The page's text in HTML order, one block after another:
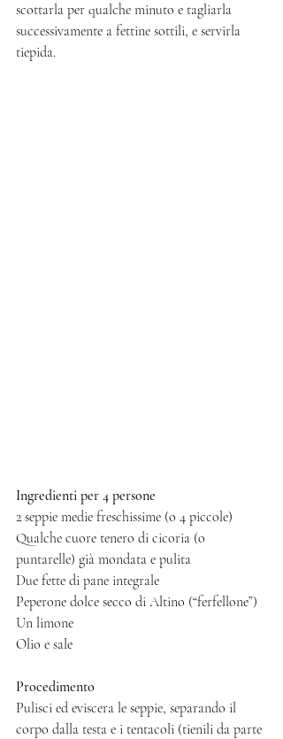
scottarla per qualche minuto e tagliarla
successivamente a fettine sottili, e servirla
tiepida.
Ingredienti per 4 persone
2 seppie medie freschissime (o 4 piccole)
Qualche cuore tenero di cicoria (o
puntarelle) già mondata e pulita
Due fette di pane integrale
Peperone dolce secco di Altino (“ferfellone”)
Un limone
Olio e sale
Procedimento
Pulisci ed eviscera le seppie, separando il
corpo dalla testa e i tentacoli (tienili da parte